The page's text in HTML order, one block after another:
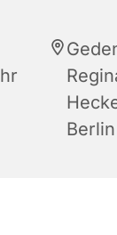
Berlin